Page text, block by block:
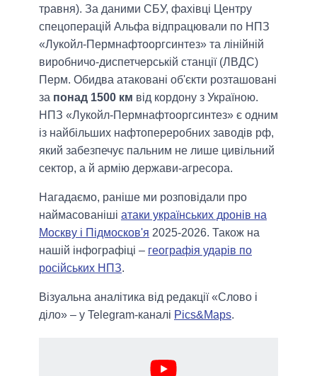
травня). За даними СБУ, фахівці Центру
спецоперацій Альфа відпрацювали по НПЗ
«Лукойл-Пермнафтооргсинтез» та лінійній
виробничо-диспетчерській станції (ЛВДС)
Перм. Обидва атаковані об'єкти розташовані
за понад 1500 км від кордону з Україною.
НПЗ «Лукойл-Пермнафтооргсинтез» є одним
із найбільших нафтопереробних заводів рф,
який забезпечує пальним не лише цивільний
сектор, а й армію держави-агресора.
Нагадаємо, раніше ми розповідали про
наймасованіші атаки українських дронів на
Москву і Підмосков'я 2025-2026. Також на
нашій інфографіці – географія ударів по
російських НПЗ.
Візуальна аналітика від редакції «Слово і
діло» – у Telegram-каналі Pics&Maps.